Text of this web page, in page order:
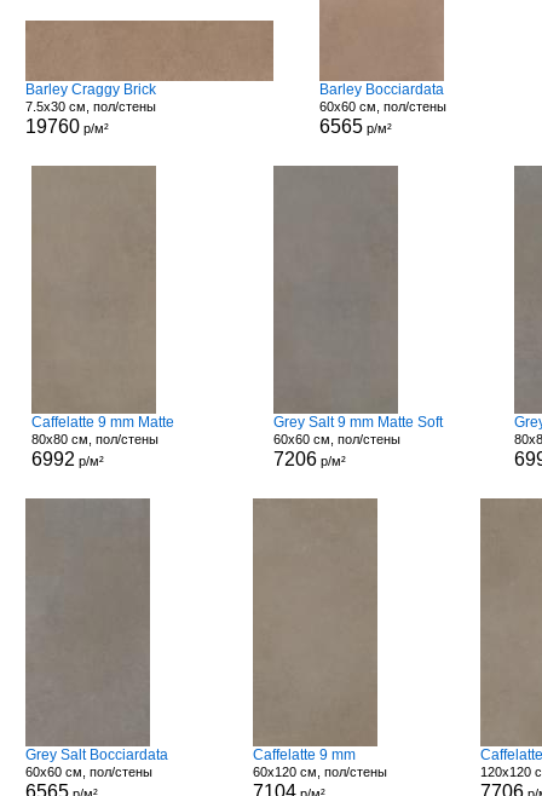
Barley Craggy Brick
7.5x30 см, пол/стены
19760р/м²
Barley Bocciardata
60x60 см, пол/стены
6565 р/м²
Caffelatte 9 mm Matte
80x80 см, пол/стены
6992 р/м²
Grey Salt 9 mm Matte Soft
60x60 см, пол/стены
7206р/м²
Grey Salt Bocciardata
60x60 см, пол/стены
6565
Caffelatte 9 mm
60x120 см, пол/стены
7104
120x120
7706